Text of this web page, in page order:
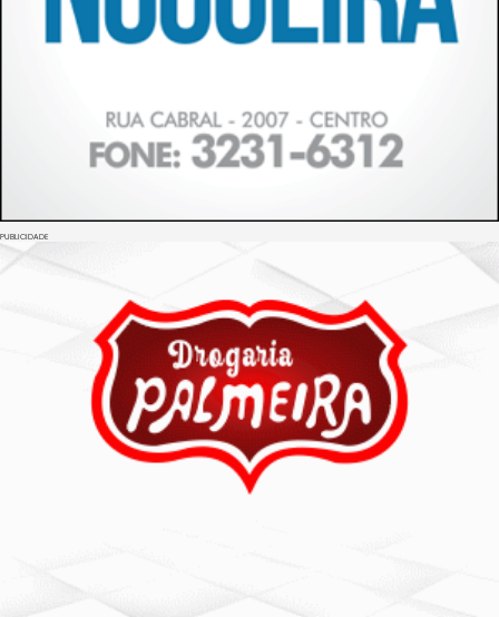
PUBLICIDADE